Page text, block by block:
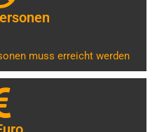
muss erreicht werden